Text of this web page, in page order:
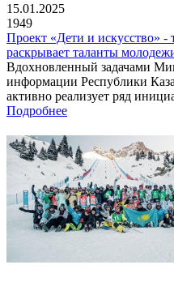
15.01.2025
1949
Проект «Дети и искусство» -
раскрывает таланты
Вдохновленный задачами
информации Республики
активно реализует ряд
Подробнее